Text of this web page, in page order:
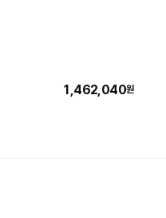
1,462,040원